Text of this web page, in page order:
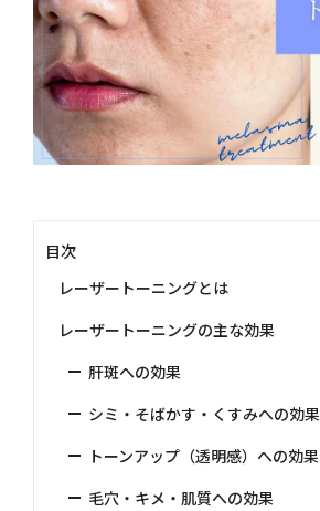
目次
レーザートーニングとは
レーザートーニングの主な効果
肝斑への効果
シミ・そばかす・くすみへの効果
トーンアップ（透明感）への効果
毛穴・キメ・肌質への効果